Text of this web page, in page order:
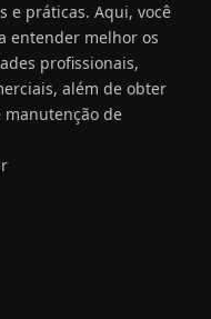
e práticas. Aqui, você
entender melhor os
profissionais,
além de obter
manutenção de